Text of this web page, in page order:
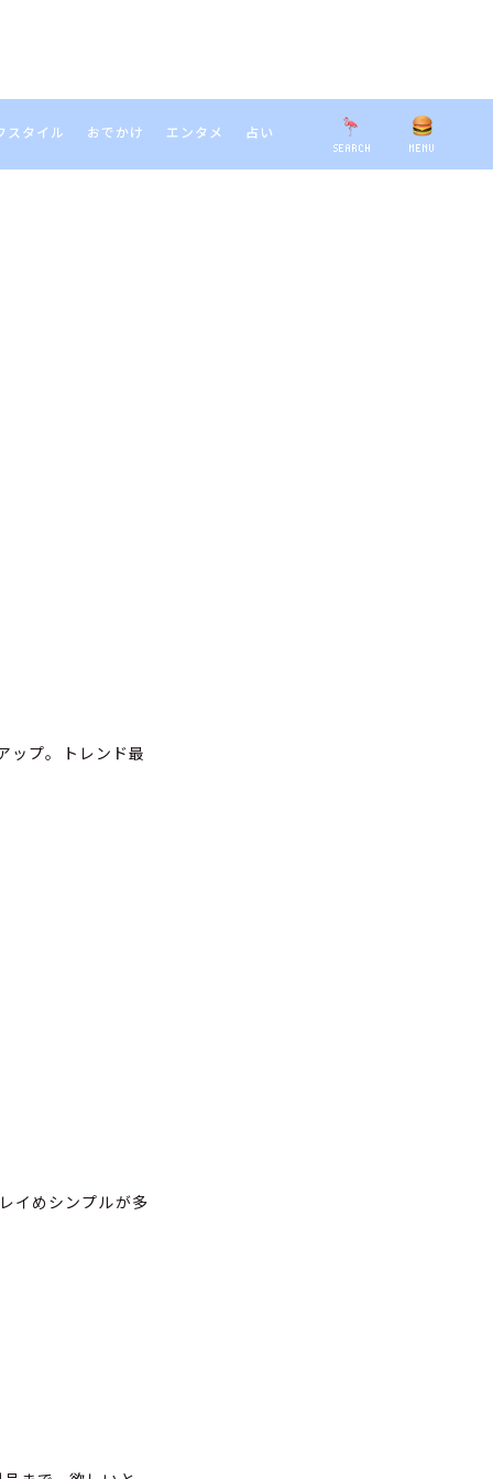
SEARCH MENU
スタイル おでかけ エンタメ 占い
ップ。トレンド最
イめシンプルが多